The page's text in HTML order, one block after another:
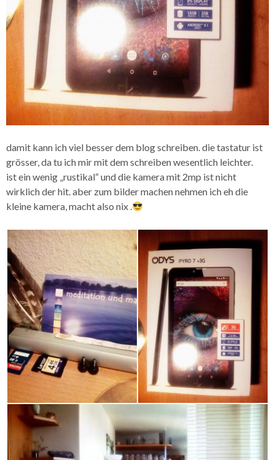
damit kann ich viel besser dem blog schreiben. die tastatur ist
grösser, da tu ich mir mit dem schreiben wesentlich leichter.
ist ein wenig „rustikal“ und die kamera mit 2mp ist nicht
wirklich der hit. aber zum bilder machen nehmen ich eh die
kleine kamera, macht also nix .